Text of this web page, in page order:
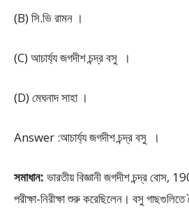
(B) সি.ভি রামন ।
(C) আচার্য্য জগদীশ চন্দ্র বসু ।
(D) মেঘনাদ সাহা ।
Answer :আচার্য্য জগদীশ চন্দ্র বসু ।
সমাধান: ভারতীয় বিজ্ঞানী জগদীশ চন্দ্র বোস,
পরীক্ষা-নিরীক্ষা শুরু করেছিলেন। বসু